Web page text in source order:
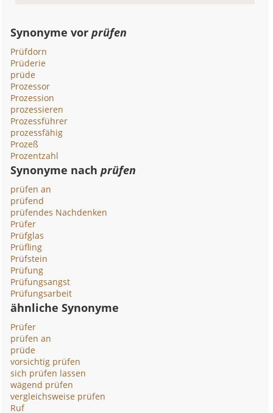
Synonyme vorprüfen
Prüfdorn
Prüderie
prüde
Prozessor
Prozession
prozessieren
Prozessführer
prozessfähig
Prozeß
Prozentzahl
Synonyme nachprüfen
prüfen an
prüfend
prüfendes Nachdenken
Prüfer
Prüfglas
Prüfling
Prüfstein
Prüfung
Prüfungsangst
Prüfungsarbeit
ähnliche Synonyme
Prüfer
prüfen an
prüde
vorsichtig prüfen
sich prüfen lassen
wägend prüfen
vergleichsweise prüfen
Ruf